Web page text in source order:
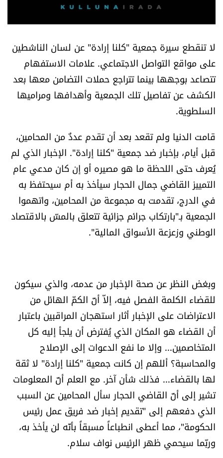
تحت المجهر
آراء
اقتصاد
العالم
الصحافة الإسرائيلية
ثقافة وفنون
فصل من كتاب
كاميرا
سجالات
صحّة وصحن
الرياضة
منوّعات
حظّك اليوم
للتاريخ
لا تنقطع سيرة جمعية "كلنا إرادة" عن لسان الناشطين
على مواقع التواصل الاجتماعي. علامات الاستفهام
تتصاعد بوجهها بينما تتراجع حملات التضامن معها بعد
الكشف عن تفاصيل تلك الجمعية وأهدافها ومراميها
السلطوية.
قامت الدنيا ولم تقعد بعد أن تقدم عددٌ من المحامين،
قبل أيام، بإخبار ضد جمعية "كلنا إرادة". الإخبار الذي لم
يُعرف حتى اللحظة ما هو مصيره أو إن كان مدعي عام
التمييز القاضي جمال الحجار سيأخذ به أم سيحتفظ به
في الدرج، تقدمت به مجموعة من المحامين، واتهموا
الجمعية بـ"بارتكاب جرائم جزائية تتعلق بالمسّ بالاقتصاد
الوطني وزعزعة الأسواق المالية".
وبغض النظر عن صحة الإخبار من عدمه، والذي سيكون
للقضاء الكلمة الفصل فيه، إلاّ أنّ الكمّ الهائل من
الاعتراضات على الإخبار أثار استهجان المراقبين باعتبار
أن القضاء هو المكان الذي يُفترض أن يلجأ إليه كل
المتخاصمين... وإلا ما نفع الدعوات إلى الإصلاح
والمحاسبة؟ أللهم إن كانت جمعية "كلنا إرادة" لا ثقة
لها بالقضاء... فذلك شأن آخر. مع العلم أنّ المعلومات
تشير إلى أنّ القاضي الحجار سأل المحامين عن السبب
الذي دفعهم إلى "تقديم إخبار ضد فريق عمل رئيس
الحكومة"، مما أعطى انطباعاً مسبقاً بأنّه لن يأخذ به،
وربّما سيحمي ظهر الرئيس نواف سلام.